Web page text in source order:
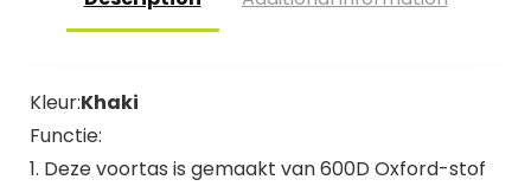
Kleur:Khaki
Functie:
1. Deze voortas is gemaakt van 600D Oxford-stof